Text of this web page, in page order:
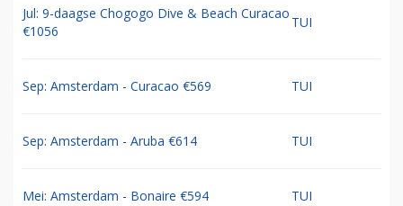
Jul: 9-daagse Chogogo Dive & Beach Curacao
€1056
TUI
Sep: Amsterdam - Curacao €569 TUI
Sep: Amsterdam - Aruba €614 TUI
Mei: Amsterdam - Bonaire €594 TUI